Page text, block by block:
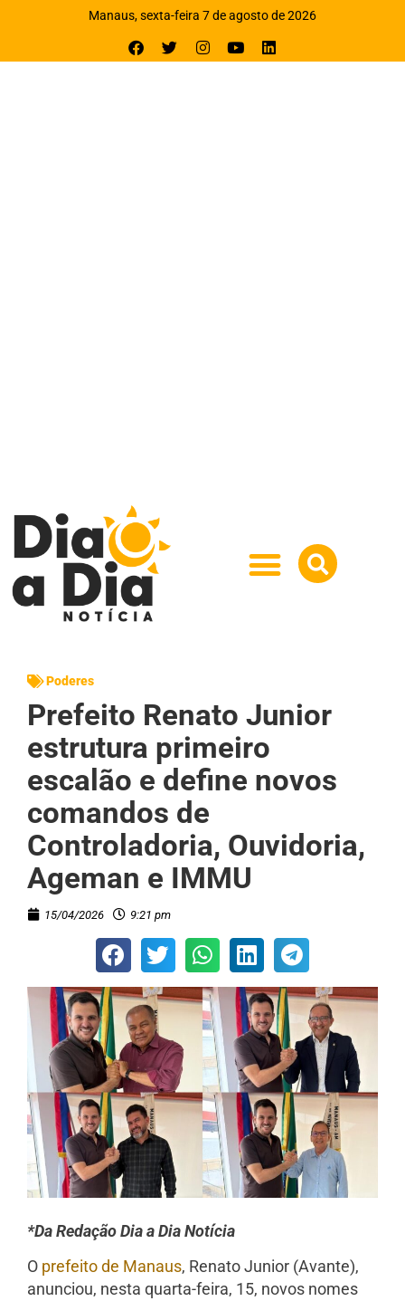
Manaus, sexta-feira 7 de agosto de 2026
Poderes
Prefeito Renato Junior
estrutura primeiro
escalão e define novos
comandos de
Controladoria, Ouvidoria,
Ageman e IMMU
15/04/2026 9:21 pm
*Da Redação Dia a Dia Notícia
O prefeito de Manaus, Renato Junior (Avante),
anunciou, nesta quarta-feira, 15, novos nomes